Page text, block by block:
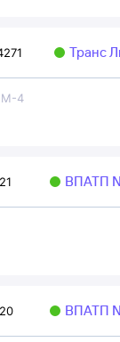
Транс
М-4
ВПАТП
ВПАТП